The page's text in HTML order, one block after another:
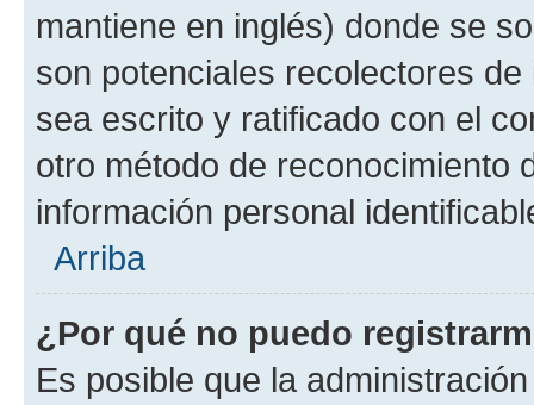
mantiene en inglés) donde se
son potenciales recolectores
sea escrito y ratificado con el
otro método de reconocimiento
información personal
Arriba
¿Por qué no puedo
Es posible que la